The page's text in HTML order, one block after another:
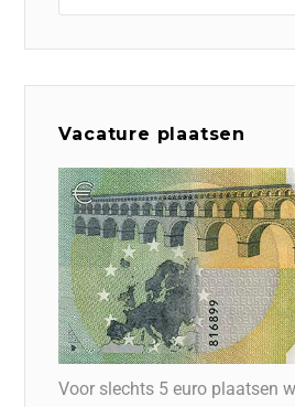
Vacature plaatsen
Voor slechts 5 euro plaatsen